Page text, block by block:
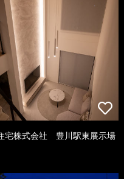
宅株式会社 豊川駅東展示場